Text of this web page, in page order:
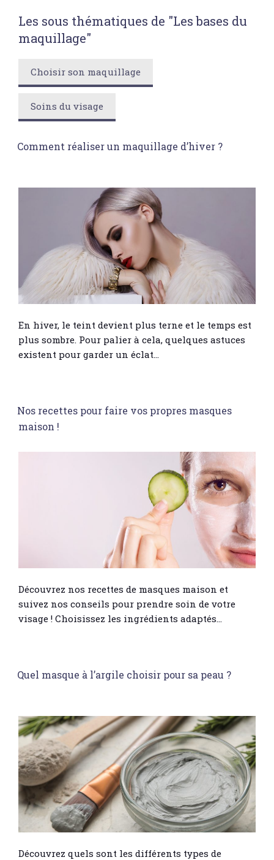
Les sous thématiques de "Les bases du
maquillage"
Choisir son maquillage
Soins du visage
Comment réaliser un maquillage d’hiver ?
En hiver, le teint devient plus terne et le temps est
plus sombre. Pour palier à cela, quelques astuces
existent pour garder un éclat…
Nos recettes pour faire vos propres masques
maison !
Découvrez nos recettes de masques maison et
suivez nos conseils pour prendre soin de votre
visage ! Choisissez les ingrédients adaptés…
Quel masque à l’argile choisir pour sa peau ?
Découvrez quels sont les différents types de